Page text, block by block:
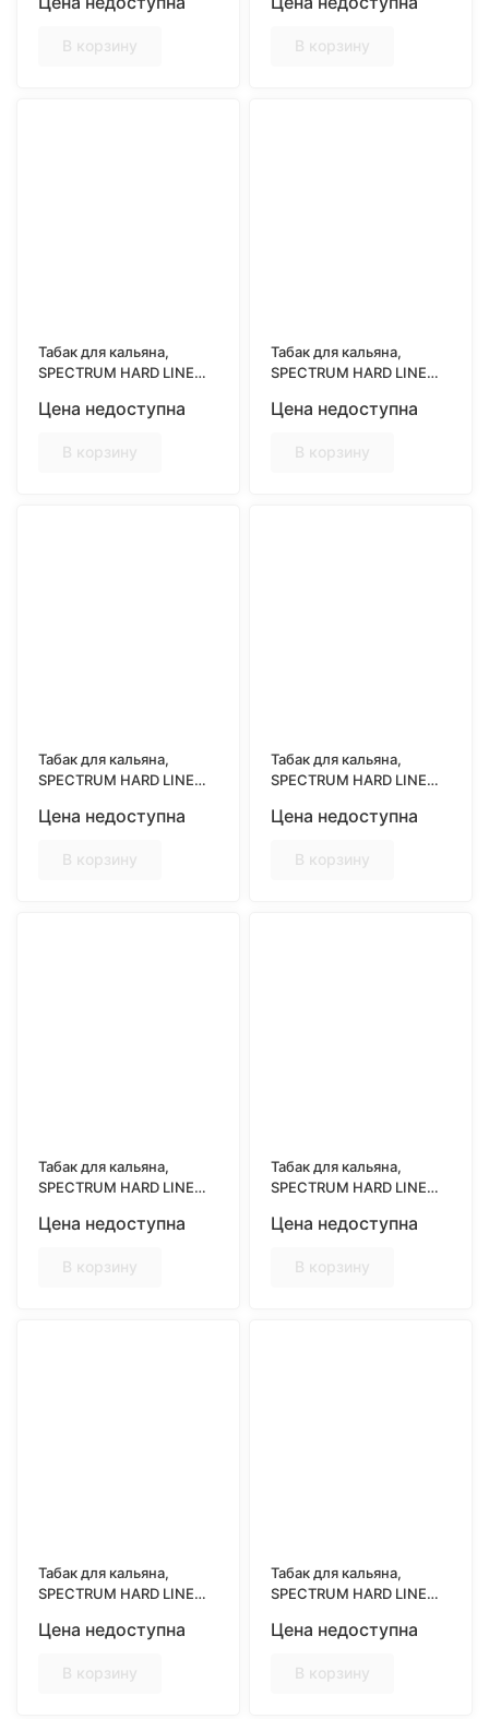
спелого граната)
В корзину
сладкой виноградной
В корзину
Табак для кальяна,
SPECTRUM HARD LINE
(Освежающий лимонад)
Цена недоступна
В корзину
Табак для кальяна,
SPECTRUM HARD LINE
(Грейпфрут Личи)
Цена недоступна
В корзину
Табак для кальяна,
SPECTRUM HARD LINE
(Вкус ледяной
Цена недоступна
В корзину
Табак для кальяна,
SPECTRUM HARD LINE
(Сладкие ноты
Цена недоступна
В корзину
Табак для кальяна,
SPECTRUM HARD LINE
тропических фруктов)
Цена недоступна
В корзину
Табак для кальяна,
SPECTRUM HARD LINE
(Завтрак из овсяной
Цена недоступна
В корзину
Табак для кальяна,
SPECTRUM HARD LINE
(Манго-Цитрус)
Цена недоступна
В корзину
Табак для кальяна,
SPECTRUM HARD LINE
(Маракуйя)
Цена недоступна
В корзину